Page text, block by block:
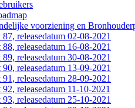
voorziening en
releasedatum 02-08-2021
releasedatum 16-08-2021
releasedatum 30-08-2021
releasedatum 13-09-2021
releasedatum 28-09-2021
releasedatum 11-10-2021
releasedatum 25-10-2021